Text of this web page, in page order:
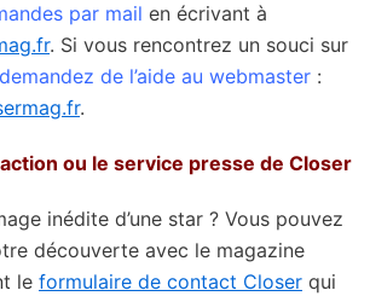
par mail en écrivant à
. Si vous rencontrez un souci sur
demandez de l’aide au webmaster :
.
ou le service presse de Closer
inédite d’une star ? Vous pouvez
découverte avec le magazine
le formulaire de contact Closer qui